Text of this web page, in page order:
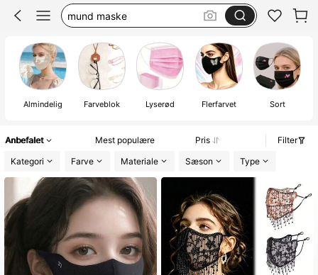
nail supplies face mask
maske
Almindelig Farveblok Lyserød Flerfarvet Sort
Anbefalet Mest populære Pris
Filter
Kategori
Farve Materiale Sæson Type